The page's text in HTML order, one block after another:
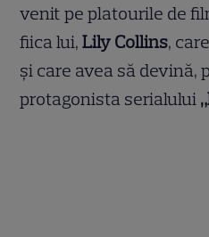
venit pe platourile de
fiica lui,Lily Collins,
și care avea să devină,
protagonista serialului